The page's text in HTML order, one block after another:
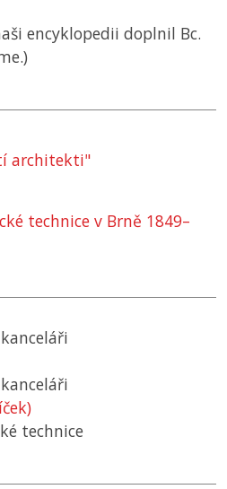
encyklopedii doplnil Bc.
architekti"
technice v Brně 1849–
technice